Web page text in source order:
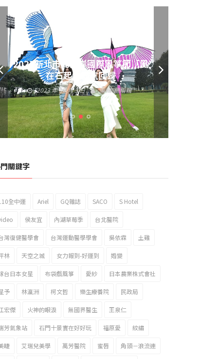
黃偉哲發放武聖夜市加碼夜市消費
券 呼籲做好登革熱防疫
2023 年 9 月 23 日 編輯:總編輯
關鍵字
全中運 Ariel GQ雜誌 SACO S Hotel
侯友宜 內湖草莓季 台北醫院
灣復健醫學會 台灣運動醫學學會 吳依霖 土雞
林 天空之城 女力報到-好運到 婚變
台日本女星 布袋戲風箏 愛紗 日本農業株式會社
予 林瀛洲 柯文哲 樂生療養院 民政局
宏傑 火神的眼淚 無國界醫生 王泉仁
芳氣象站 石門十景實在好好玩 福原愛 紋繡
睫 艾瑞兒美學 萬芳醫院 蜜唇 角頭－浪流連